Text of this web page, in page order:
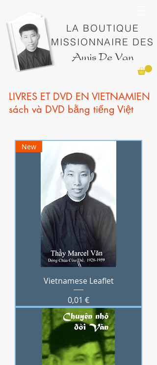
LA BOUTIQUE
MISSIONNAIRE DES
Amis De Van
LIVRES ET DVD EN VIETNAMIEN
sách và DVD bằng tiếng Việt
New
Vietnamese Leaflet
Prix
0,01 €